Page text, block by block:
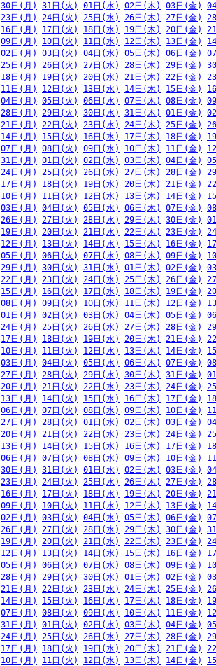
30日(月) 31日(火) 01日(水) 02日(木) 03日(金)
23日(月) 24日(火) 25日(水) 26日(木) 27日(金)
16日(月) 17日(火) 18日(水) 19日(木) 20日(金)
09日(月) 10日(火) 11日(水) 12日(木) 13日(金)
02日(月) 03日(火) 04日(水) 05日(木) 06日(金)
25日(月) 26日(火) 27日(水) 28日(木) 29日(金)
18日(月) 19日(火) 20日(水) 21日(木) 22日(金)
11日(月) 12日(火) 13日(水) 14日(木) 15日(金)
04日(月) 05日(火) 06日(水) 07日(木) 08日(金)
28日(月) 29日(火) 30日(水) 31日(木) 01日(金)
21日(月) 22日(火) 23日(水) 24日(木) 25日(金)
14日(月) 15日(火) 16日(水) 17日(木) 18日(金)
07日(月) 08日(火) 09日(水) 10日(木) 11日(金)
31日(月) 01日(火) 02日(水) 03日(木) 04日(金)
24日(月) 25日(火) 26日(水) 27日(木) 28日(金)
17日(月) 18日(火) 19日(水) 20日(木) 21日(金)
10日(月) 11日(火) 12日(水) 13日(木) 14日(金)
03日(月) 04日(火) 05日(水) 06日(木) 07日(金)
26日(月) 27日(火) 28日(水) 29日(木) 30日(金)
19日(月) 20日(火) 21日(水) 22日(木) 23日(金)
12日(月) 13日(火) 14日(水) 15日(木) 16日(金)
05日(月) 06日(火) 07日(水) 08日(木) 09日(金)
29日(月) 30日(火) 31日(水) 01日(木) 02日(金)
22日(月) 23日(火) 24日(水) 25日(木) 26日(金)
15日(月) 16日(火) 17日(水) 18日(木) 19日(金)
08日(月) 09日(火) 10日(水) 11日(木) 12日(金)
01日(月) 02日(火) 03日(水) 04日(木) 05日(金)
24日(月) 25日(火) 26日(水) 27日(木) 28日(金)
17日(月) 18日(火) 19日(水) 20日(木) 21日(金)
10日(月) 11日(火) 12日(水) 13日(木) 14日(金)
03日(月) 04日(火) 05日(水) 06日(木) 07日(金)
27日(月) 28日(火) 29日(水) 30日(木) 31日(金)
20日(月) 21日(火) 22日(水) 23日(木) 24日(金)
13日(月) 14日(火) 15日(水) 16日(木) 17日(金)
06日(月) 07日(火) 08日(水) 09日(木) 10日(金)
27日(月) 28日(火) 01日(水) 02日(木) 03日(金)
20日(月) 21日(火) 22日(水) 23日(木) 24日(金)
13日(月) 14日(火) 15日(水) 16日(木) 17日(金)
06日(月) 07日(火) 08日(水) 09日(木) 10日(金)
30日(月) 31日(火) 01日(水) 02日(木) 03日(金)
23日(月) 24日(火) 25日(水) 26日(木) 27日(金)
16日(月) 17日(火) 18日(水) 19日(木) 20日(金)
09日(月) 10日(火) 11日(水) 12日(木) 13日(金)
02日(月) 03日(火) 04日(水) 05日(木) 06日(金)
26日(月) 27日(火) 28日(水) 29日(木) 30日(金)
19日(月) 20日(火) 21日(水) 22日(木) 23日(金)
12日(月) 13日(火) 14日(水) 15日(木) 16日(金)
05日(月) 06日(火) 07日(水) 08日(木) 09日(金)
28日(月) 29日(火) 30日(水) 01日(木) 02日(金)
21日(月) 22日(火) 23日(水) 24日(木) 25日(金)
14日(月) 15日(火) 16日(水) 17日(木) 18日(金)
07日(月) 08日(火) 09日(水) 10日(木) 11日(金)
31日(月) 01日(火) 02日(水) 03日(木) 04日(金)
24日(月) 25日(火) 26日(水) 27日(木) 28日(金)
17日(月) 18日(火) 19日(水) 20日(木) 21日(金)
10日(月) 11日(火) 12日(水) 13日(木) 14日(金)